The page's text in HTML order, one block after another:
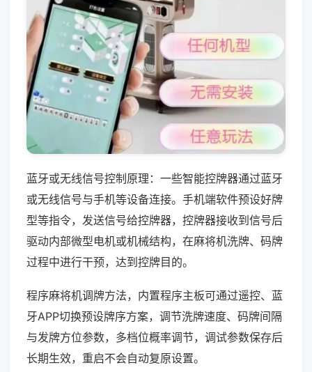
蓝牙或无线信号控制原理：一些智能控牌器通过蓝牙
或无线信号与手机等设备连接。手机端软件预设好牌
型等指令，发送信号给控牌器，控牌器接收到信号后
驱动内部微型电机或机械结构，在麻将机洗牌、码牌
过程中进行干预，达到控牌目的。
程序麻将机调牌方法，内置程序主板可通过遥控、蓝
牙APP切换预设牌序方案，调节洗牌速度、码牌间隔
与发牌方位参数，多档位概率调节，调试参数保存后
长期生效，重启不会自动复原设置。